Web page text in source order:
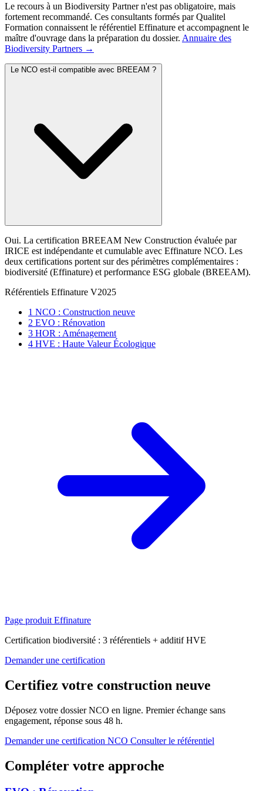
Le recours à un Biodiversity Partner n'est pas obligatoire, mais
fortement recommandé. Ces consultants formés par Qualitel
Formation connaissent le référentiel Effinature et accompagnent le
maître d'ouvrage dans la préparation du dossier. Annuaire des
Biodiversity Partners →
Le NCO est-il compatible avec BREEAM ?
Oui. La certification BREEAM New Construction évaluée par
IRICE est indépendante et cumulable avec Effinature NCO. Les
deux certifications portent sur des périmètres complémentaires :
biodiversité (Effinature) et performance ESG globale (BREEAM).
Référentiels Effinature V2025
1 NCO : Construction neuve
2 EVO : Rénovation
3 HOR : Aménagement
4 HVE : Haute Valeur Écologique
Page produit Effinature
Certification biodiversité : 3 référentiels + additif HVE
Demander une certification
Certifiez votre construction neuve
Déposez votre dossier NCO en ligne. Premier échange sans
engagement, réponse sous 48 h.
Demander une certification NCO Consulter le référentiel
Compléter votre approche